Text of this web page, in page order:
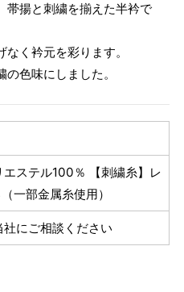
帯揚と刺繍を揃えた半衿で
く衿元を彩ります。
色味にしました。
エステル100％ 【刺繍糸】レ
一部金属糸使用）
社にご相談ください